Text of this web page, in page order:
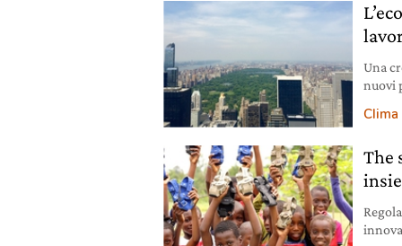
Una
nuovi
Clima
The